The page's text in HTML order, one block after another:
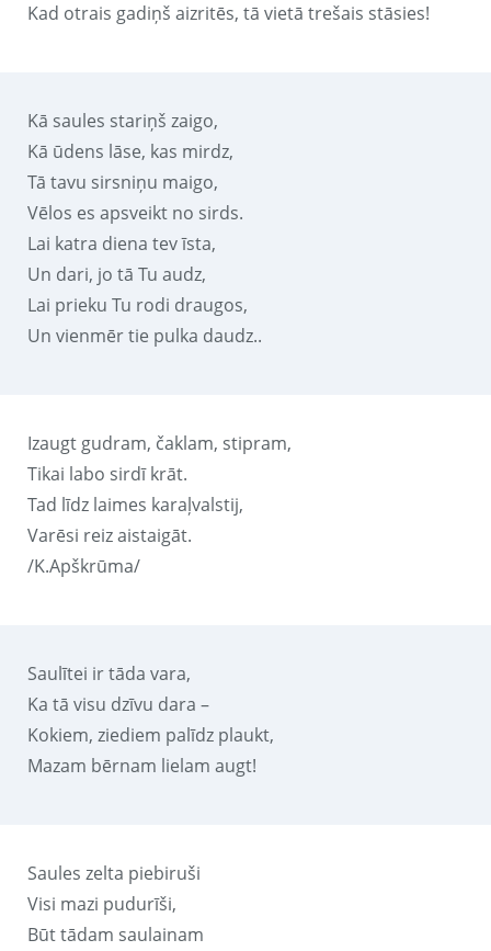
Kad otrais gadiņš aizritēs, tā vietā trešais stāsies!
Kā saules stariņš zaigo,
Kā ūdens lāse, kas mirdz,
Tā tavu sirsniņu maigo,
Vēlos es apsveikt no sirds.
Lai katra diena tev īsta,
Un dari, jo tā Tu audz,
Lai prieku Tu rodi draugos,
Un vienmēr tie pulka daudz..
Izaugt gudram, čaklam, stipram,
Tikai labo sirdī krāt.
Tad līdz laimes karaļvalstij,
Varēsi reiz aistaigāt.
/K.Apškrūma/
Saulītei ir tāda vara,
Ka tā visu dzīvu dara –
Kokiem, ziediem palīdz plaukt,
Mazam bērnam lielam augt!
Saules zelta piebiruši
Visi mazi pudurīši,
Būt tādam saulainam